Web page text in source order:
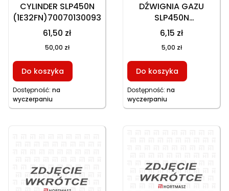
CYLINDER SLP450N
(1E32FN)70070130093
61,50 zł
50,00 zł
Do koszyka
Dostępność: na
wyczerpaniu
DŹWIGNIA GAZU
SLP450N
70030070523
6,15 zł
5,00 zł
Do koszyka
Dostępność: na
wyczerpaniu